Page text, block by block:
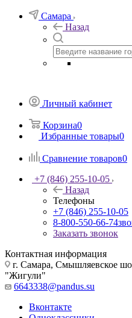
Самара
Назад
Личный кабинет
Корзина0
Избранные товары0
Сравнение товаров0
+7 (846) 255-10-05
Назад
Телефоны
+7 (846) 255-10-05
8-800-550-66-74
Заказать звонок
Контактная информация
г. Самара, Смышляевское
"Жигули"
6643338@pandus.su
Вконтакте